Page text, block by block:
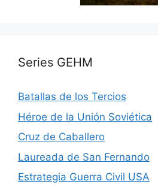
Series GEHM
Batallas de los Tercios
Héroe de la Unión Soviética
Cruz de Caballero
Laureada de San Fernando
Estrategia Guerra Civil USA